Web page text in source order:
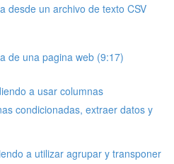
desde un archivo de texto CSV
de una pagina web (9:17)
a usar columnas
condicionadas, extraer datos y
a utilizar agrupar y transponer